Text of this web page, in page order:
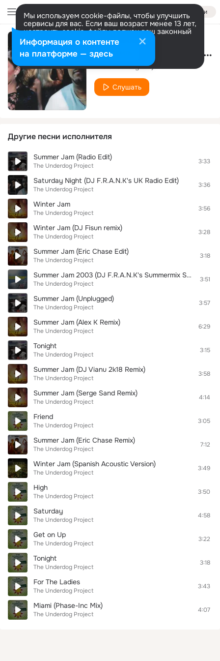
Войти
Мы используем cookie-файлы, чтобы улучшить
сервисы для вас. Если ваш возраст менее 13 лет,
настроить cookie-файлы должен ваш законный
представитель. Больше информации
Разрешить все Настроить Saturday Night (Acappella)
The Underdog Project
Слушать
Другие песни исполнителя
Summer Jam (Radio Edit)
The Underdog Project
3:33
Saturday Night (DJ F.R.A.N.K's UK Radio Edit)
The Underdog Project
3:36
Winter Jam
The Underdog Project
3:56
Winter Jam (DJ Fisun remix)
The Underdog Project
3:28
Summer Jam (Eric Chase Edit)
The Underdog Project
3:18
Summer Jam 2003 (DJ F.R.A.N.K's Summermix Short)
The Underdog Project
3:51
Summer Jam (Unplugged)
The Underdog Project
3:57
Summer Jam (Alex K Remix)
The Underdog Project
6:29
Tonight
The Underdog Project
3:15
Summer Jam (DJ Vianu 2k18 Remix)
The Underdog Project
3:58
Summer Jam (Serge Sand Remix)
The Underdog Project
4:14
Friend
The Underdog Project
3:05
Summer Jam (Eric Chase Remix)
The Underdog Project
7:12
Winter Jam (Spanish Acoustic Version)
The Underdog Project
3:49
High
The Underdog Project
3:50
Saturday
The Underdog Project
4:58
Get on Up
The Underdog Project
3:22
Tonight
The Underdog Project
3:18
For The Ladies
The Underdog Project
3:43
Miami (Phase-Inc Mix)
The Underdog Project
4:07
Информация о контенте
на платформе — здесь